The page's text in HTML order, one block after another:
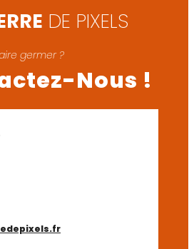
DE PIXELS
germer ?
Nous !